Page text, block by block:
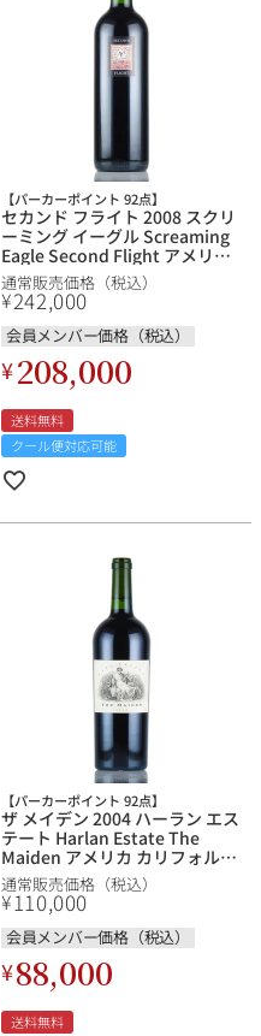
【パーカーポイント 92点】
セカンド フライト 2008 スクリ
ーミング イーグル Screaming
Eagle Second Flight アメリカ
カリフォルニア 赤ワイン
通常販売価格（税込）
¥242,000
会員メンバー価格（税込）
¥208,000
送料無料
クール便対応可能
【パーカーポイント 92点】
ザ メイデン 2004 ハーラン エス
テート Harlan Estate The
Maiden アメリカ カリフォルニ
ア 赤ワイン
通常販売価格（税込）
¥110,000
会員メンバー価格（税込）
¥88,000
送料無料